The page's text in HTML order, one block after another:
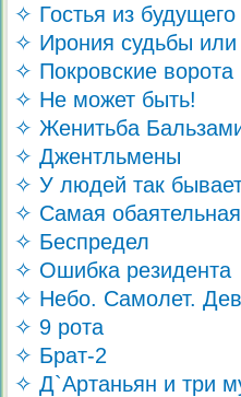
✧ Гостья из будущего
✧ Ирония судьбы
✧ Покровские ворота
✧ Не может быть!
✧ Женитьба
✧ Джентльмены
✧ У людей так
✧ Самая
✧ Беспредел
✧ Ошибка резидента
✧ Небо. Самолет.
✧ 9 рота
✧ Брат-2
✧ Д`Артаньян и три